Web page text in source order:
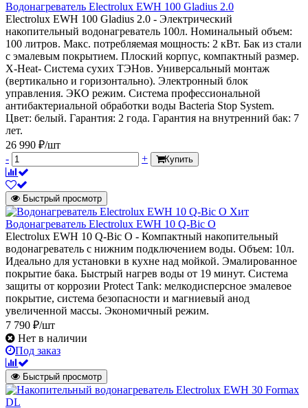
Водонагреватель Electrolux EWH 100 Gladius 2.0
Electrolux EWH 100 Gladius 2.0 - Электрический
накопительный водонагреватель 100л. Номинальный объем:
100 литров. Макс. потребляемая мощность: 2 кВт. Бак из стали
с эмалевым покрытием. Плоский корпус, компактный размер.
X-Heat- Система сухих ТЭНов. Универсальный монтаж
(вертикально и горизонтально). Электронный блок
управления. ЭКО режим. Система профессиональной
антибактериальной обработки воды Bacteria Stop System.
Цвет: белый. Гарантия: 2 года. Гарантия на внутренний бак: 7
лет.
26 990 ₽/шт
-
+ Купить
Быстрый просмотр
Хит
Водонагреватель Electrolux EWH 10 Q-Bic O
Electrolux EWH 10 Q-Bic O - Компактный накопительный
водонагреватель с нижним подключением воды. Объем: 10л.
Идеально для установки в кухне над мойкой. Эмалированное
покрытие бака. Быстрый нагрев воды от 19 минут. Система
защиты от коррозии Protect Тank: мелкодисперсное эмалевое
покрытие, система безопасности и магниевый анод
увеличенной массы. Экономичный режим.
7 790 ₽/шт
Нет в наличии
Под заказ
Быстрый просмотр